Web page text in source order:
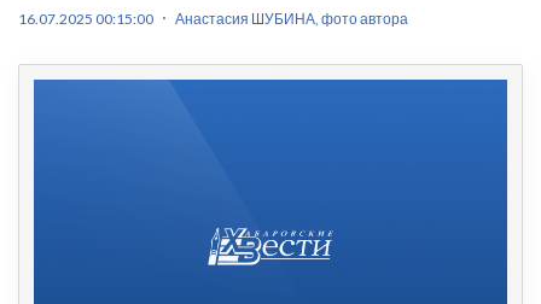
16.07.2025 00:15:00 Анастасия ШУБИНА, фото автора